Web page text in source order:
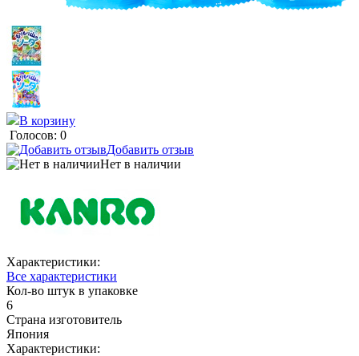
В корзину
Голосов: 0
Добавить отзыв
Нет в наличии
Характеристики:
Все характеристики
Кол-во штук в упаковке
6
Страна изготовитель
Япония
Характеристики: